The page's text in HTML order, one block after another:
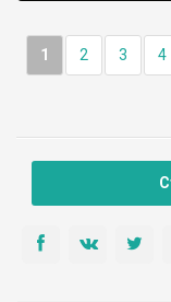
належали
1 2 3 4